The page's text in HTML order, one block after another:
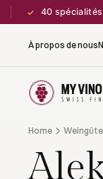
40 spécialités
À propos de nous
Home